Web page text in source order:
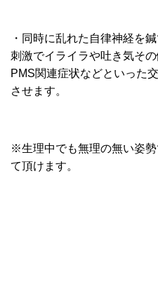
・同時に乱れた自律神経を
刺激でイライラや吐き気そ
PMS関連症状などといった
させます。
※生理中でも無理の無い姿
て頂けます。